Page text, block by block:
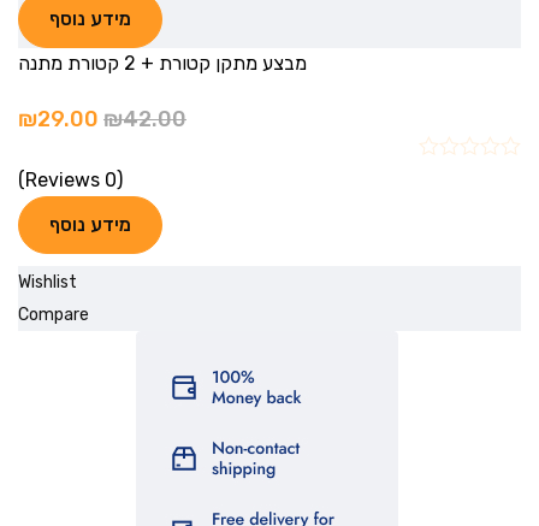
מידע נוסף
מבצע מתקן קטורת + 2 קטורת מתנה
₪42.00
₪29.00
(0 Reviews)
מידע נוסף
Wishlist
Compare